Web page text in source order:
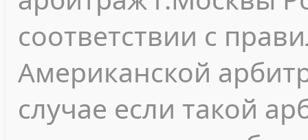
соответствии с
Американской
случае если такой